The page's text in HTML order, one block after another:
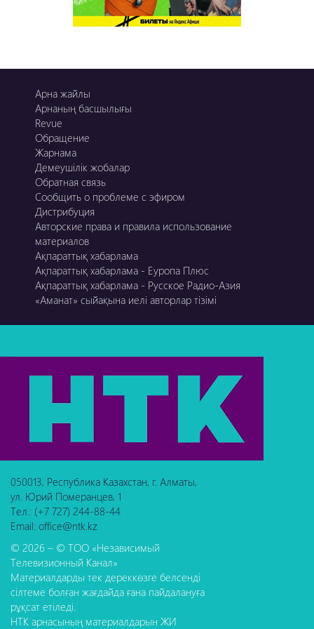
Арна жайлы
Арнаның басшылығы
Revue
Обращение
Жарнама
Демеушілік жобалар
Обратная связь
Сообщить о проблеме с эфиром
Дистрибуция
Авторские права и правила использование
материалов
Ақпараттық хабарлама
Ақпараттық хабарлама - Еуропа Плюс
Ақпараттық хабарлама - Русское Радио-Азия
«Аманат» сыйақына иелі авторлар тізімі
050013, Республика Казахстан, г. Алматы,
ул. Юрий Померанцев, 1
Тел.: (+7 727) 244-88-44
Email: office@ntk.kz
© 2026 – © ТОО «Независимый
Телевизионный Канал»
Материалдарды тек дереккөзге белсенді
сілтеме болған жағдайда ғана пайдалануға
рұқсат етіледі.
НТК арнасының материалдарын ЖИ